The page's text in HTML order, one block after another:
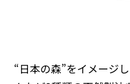
“日本の森”をイメージ